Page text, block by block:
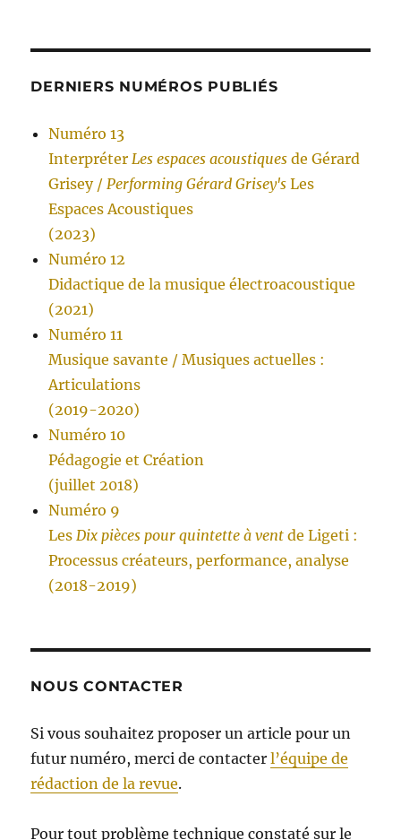
DERNIERS NUMÉROS PUBLIÉS
Numéro 13
InterpréterLes espaces acoustiques de Gérard
Grisey /Performing Gérard Grisey's Les
Espaces Acoustiques
(2023)
Numéro 12
Didactique de la musique électroacoustique
(2021)
Numéro 11
Musique savante / Musiques actuelles :
Articulations
(2019-2020)
Numéro 10
Pédagogie et Création
(juillet 2018)
Numéro 9
LesDix pièces pour quintette à vent de Ligeti :
Processus créateurs, performance, analyse
(2018-2019)
NOUS CONTACTER
Si vous souhaitez proposer un article pour un
futur numéro, merci de contacterl’équipe de
rédaction de la revue.
Pour tout problème technique constaté sur le